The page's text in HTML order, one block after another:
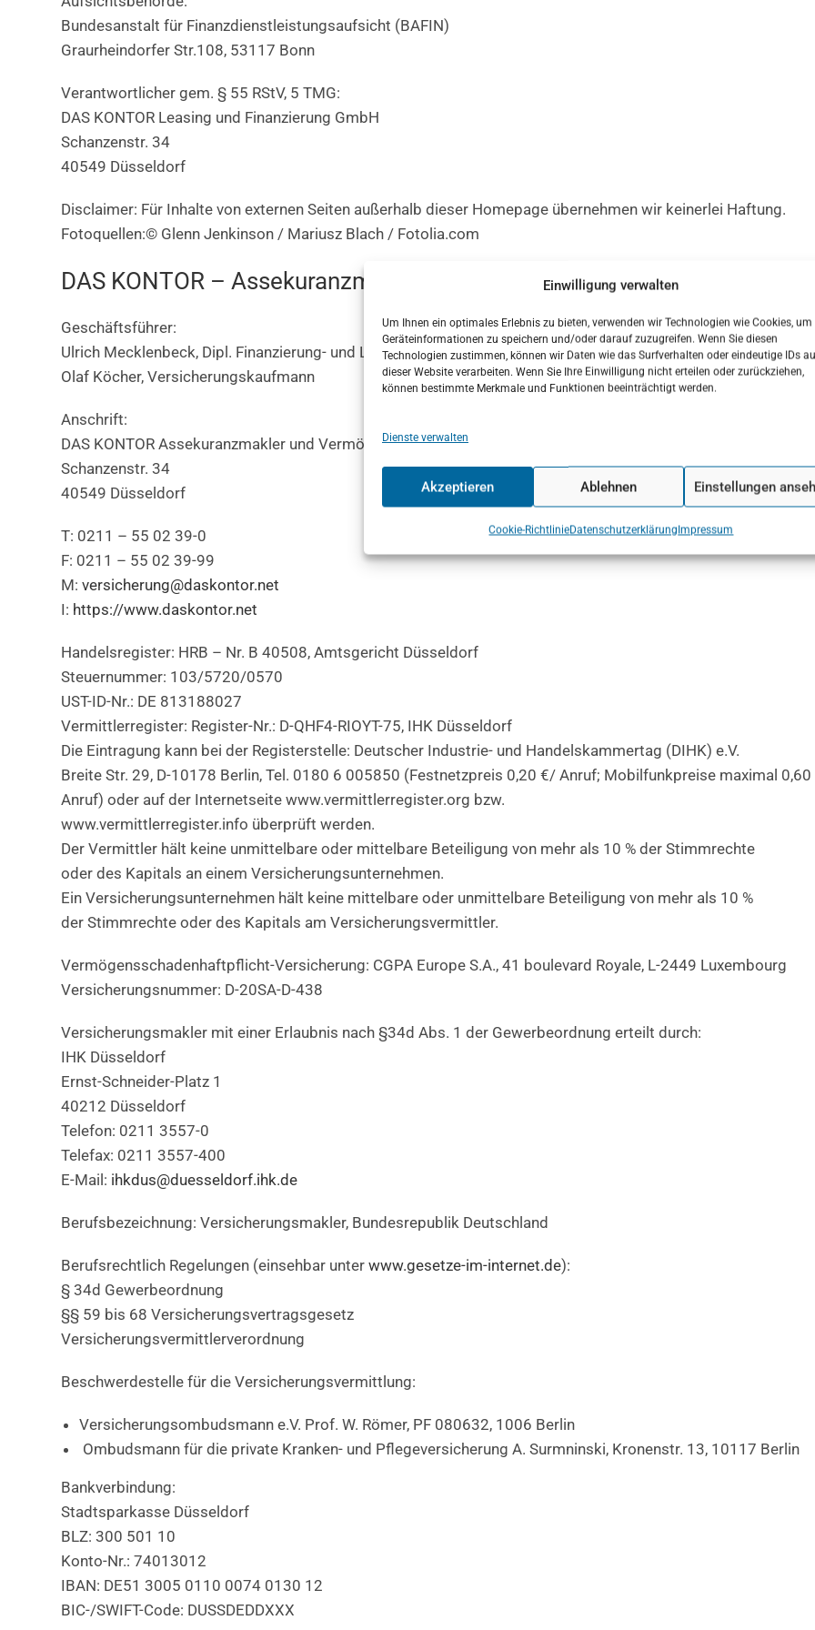
Einwilligung verwalten
Um Ihnen ein optimales Erlebnis zu bieten, verwenden wir Technologien wie Cookies, um
Geräteinformationen zu speichern und/oder darauf zuzugreifen. Wenn Sie diesen
Technologien zustimmen, können wir Daten wie das Surfverhalten oder eindeutige IDs
dieser Website verarbeiten. Wenn Sie Ihre Einwilligung nicht erteilen oder zurückziehen,
können bestimmte Merkmale und Funktionen beeinträchtigt werden.
Dienste verwalten
Akzeptieren Ablehnen Einstellungen
Cookie-RichtlinieDatenschutzerklärungImpressum
Bundesanstalt für Finanzdienstleistungsaufsicht (BAFIN)
Graurheindorfer Str.108, 53117 Bonn
Verantwortlicher gem. § 55 RStV, 5 TMG:
DAS KONTOR Leasing und Finanzierung GmbH
Schanzenstr. 34
40549 Düsseldorf
Disclaimer: Für Inhalte von externen Seiten außerhalb dieser Homepage übernehmen wir keinerlei Haftung.
Fotoquellen:© Glenn Jenkinson / Mariusz Blach / Fotolia.com
DAS KONTOR – Assekuranzmakler & Vermögensberatung GmbH
Geschäftsführer:
Ulrich Mecklenbeck, Dipl. Finanzierung- und Leasingwirt
Olaf Köcher, Versicherungskaufmann
Anschrift:
DAS KONTOR Assekuranzmakler und Vermögensberatung GmbH
Schanzenstr. 34
40549 Düsseldorf
T: 0211 – 55 02 39-0
F: 0211 – 55 02 39-99
M:versicherung@daskontor.net
I: https://www.daskontor.net
Handelsregister: HRB – Nr. B 40508, Amtsgericht Düsseldorf
Steuernummer: 103/5720/0570
UST-ID-Nr.: DE 813188027
Vermittlerregister: Register-Nr.: D-QHF4-RIOYT-75, IHK Düsseldorf
Die Eintragung kann bei der Registerstelle: Deutscher Industrie- und Handelskammertag (DIHK) e.V.
Breite Str. 29, D-10178 Berlin, Tel. 0180 6 005850 (Festnetzpreis 0,20 €/ Anruf; Mobilfunkpreise maximal
Anruf) oder auf der Internetseite www.vermittlerregister.org bzw.
www.vermittlerregister.info überprüft werden.
Der Vermittler hält keine unmittelbare oder mittelbare Beteiligung von mehr als 10 % der Stimmrechte
oder des Kapitals an einem Versicherungsunternehmen.
Ein Versicherungsunternehmen hält keine mittelbare oder unmittelbare Beteiligung von mehr als 10 %
der Stimmrechte oder des Kapitals am Versicherungsvermittler.
Vermögensschadenhaftpflicht-Versicherung: CGPA Europe S.A., 41 boulevard Royale, L-2449 Luxembourg
Versicherungsnummer: D-20SA-D-438
Versicherungsmakler mit einer Erlaubnis nach §34d Abs. 1 der Gewerbeordnung erteilt durch:
IHK Düsseldorf
Ernst-Schneider-Platz 1
40212 Düsseldorf
Telefon: 0211 3557-0
Telefax: 0211 3557-400
E-Mail: ihkdus@duesseldorf.ihk.de
Berufsbezeichnung: Versicherungsmakler, Bundesrepublik Deutschland
Berufsrechtlich Regelungen (einsehbar unterwww.gesetze-im-internet.de):
§ 34d Gewerbeordnung
§§ 59 bis 68 Versicherungsvertragsgesetz
Versicherungsvermittlerverordnung
Beschwerdestelle für die Versicherungsvermittlung:
Versicherungsombudsmann e.V. Prof. W. Römer, PF 080632, 1006 Berlin
Ombudsmann für die private Kranken- und Pflegeversicherung A. Surmninski, Kronenstr. 13, 10117 Berlin
Bankverbindung:
Stadtsparkasse Düsseldorf
BLZ: 300 501 10
Konto-Nr.: 74013012
IBAN: DE51 3005 0110 0074 0130 12
BIC-/SWIFT-Code: DUSSDEDDXXX